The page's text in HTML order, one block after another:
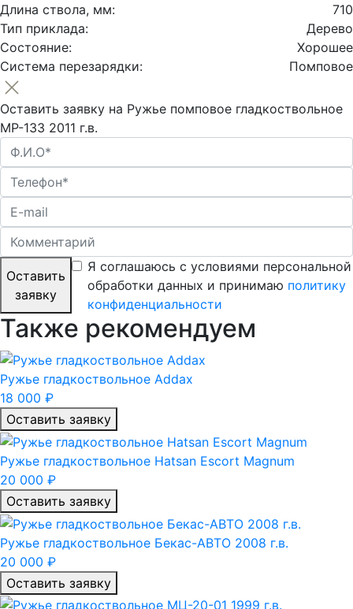
Длина ствола, мм:
710
Тип приклада:
Дерево
Состояние:
Хорошее
Система перезарядки:
Помповое
Оставить заявку на Ружье помповое гладкоствольное
МР-133 2011 г.в.
Оставить
заявку
Я соглашаюсь с условиями персональной
обработки данных и принимаю политику
конфиденциальности
Также рекомендуем
Ружье гладкоствольное Addax
18 000 ₽
Оставить заявку
Ружье гладкоствольное Hatsan Escort Magnum
20 000 ₽
Оставить заявку
Ружье гладкоствольное Бекас-АВТО 2008 г.в.
20 000 ₽
Оставить заявку